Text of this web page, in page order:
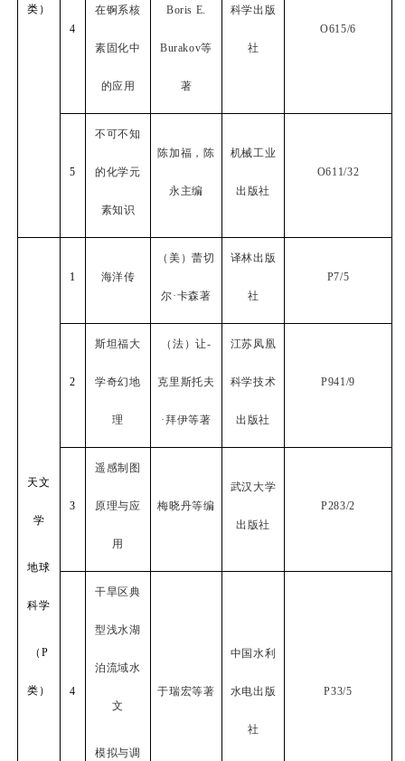
类）
4
在锕系核
素固化中
的应用
Boris E.
Burakov等
著
科学出版
社
O615/6
5
不可不知
的化学元
素知识
陈加福，陈
永主编
机械工业
出版社
O611/32
天文
学
地球
科学
（ P
类）
1 海洋传
（美）蕾切
尔·卡森著
译林出版
社
P7/5
2
斯坦福大
学奇幻地
理
（法）让-
克里斯托夫
·拜伊等著
江苏凤凰
科学技术
出版社
P941/9
3
遥感制图
原理与应
用
梅晓丹等编
武汉大学
出版社
P283/2
4
干旱区典
型浅水湖
泊流域水
文
模拟与调
于瑞宏等著
中国水利
水电出版
社
P33/5